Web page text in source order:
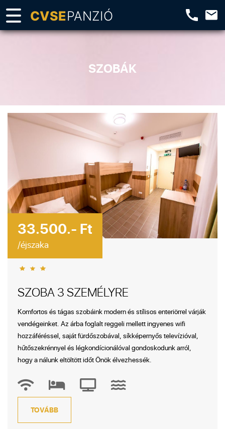
SZOBÁK
33.500.- Ft
/éjszaka
SZOBA 3 SZEMÉLYRE
Komfortos és tágas szobáink modern és stílisos enteriörrel várják
vendégeinket. Az árba foglalt reggeli mellett ingyenes wifi
hozzáféréssel, saját fürdőszobával, síkképernyős televízióval,
hűtőszekrénnyel és légkondícionálóval gondoskodunk arról,
hogy a nálunk eltöltött időt Önök élvezhessék.
TOVÁBB